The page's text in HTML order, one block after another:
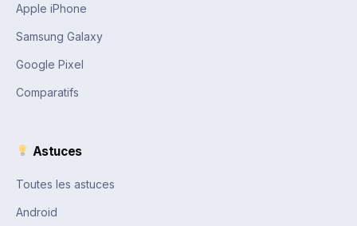
Apple iPhone
Samsung Galaxy
Google Pixel
Comparatifs
Astuces
Toutes les astuces
Android